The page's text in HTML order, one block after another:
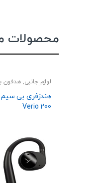
محصولات
لوازم جانبی,هدفون
هندزفری،هدست و
هندزفری بی سیم
Verio 200